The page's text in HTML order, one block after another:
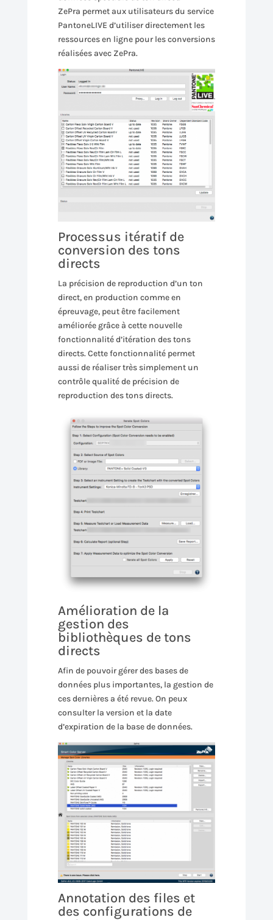
ZePra permet aux utilisateurs du service
PantoneLIVE d’utiliser directement les
ressources en ligne pour les conversions
réalisées avec ZePra.
Processus itératif de
conversion des tons
directs
La précision de reproduction d’un ton
direct, en production comme en
épreuvage, peut être facilement
améliorée grâce à cette nouvelle
fonctionnalité d’itération des tons
directs. Cette fonctionnalité permet
aussi de réaliser très simplement un
contrôle qualité de précision de
reproduction des tons directs.
Amélioration de la
gestion des
bibliothèques de tons
directs
Afin de pouvoir gérer des bases de
données plus importantes, la gestion de
ces dernières a été revue. On peux
consulter la version et la date
d’expiration de la base de données.
Annotation des files et
des configurations de